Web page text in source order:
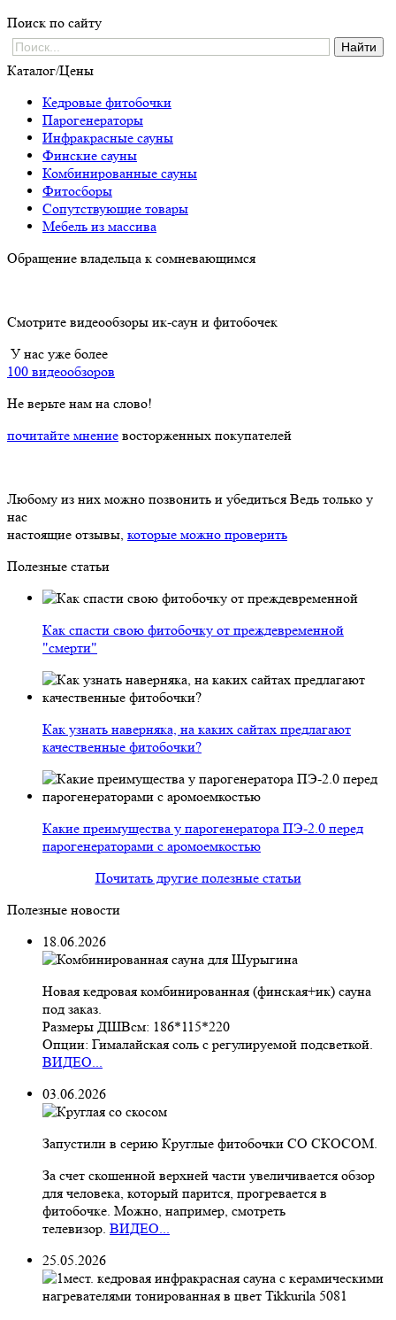
Поиск по сайту
Каталог/Цены
Кедровые фитобочки
Парогенераторы
Инфракрасные сауны
Финские сауны
Комбинированные сауны
Фитосборы
Сопутствующие товары
Мебель из массива
Обращение владельца к сомневающимся
Смотрите видеообзоры ик-саун и фитобочек
У нас уже более
100 видеообзоров
Не верьте нам на слово!
почитайте мнение восторженных покупателей
Любому из них можно позвонить и убедиться Ведь только у
нас
настоящие отзывы, которые можно проверить
Полезные статьи
Как спасти свою фитобочку от преждевременной
"смерти"
Как узнать наверняка, на каких сайтах предлагают
качественные фитобочки?
Какие преимущества у парогенератора ПЭ-2.0 перед
парогенераторами с аромоемкостью
Почитать другие полезные статьи
Полезные новости
18.06.2026
Новая кедровая комбинированная (финская+ик) сауна
под заказ.
Размеры ДШВсм: 186*115*220
Опции: Гималайская соль с регулируемой подсветкой.
ВИДЕО...
03.06.2026
Запустили в серию Круглые фитобочки СО СКОСОМ.
За счет скошенной верхней части увеличивается обзор
для человека, который парится, прогревается в
фитобочке. Можно, например, смотреть
телевизор. ВИДЕО...
25.05.2026